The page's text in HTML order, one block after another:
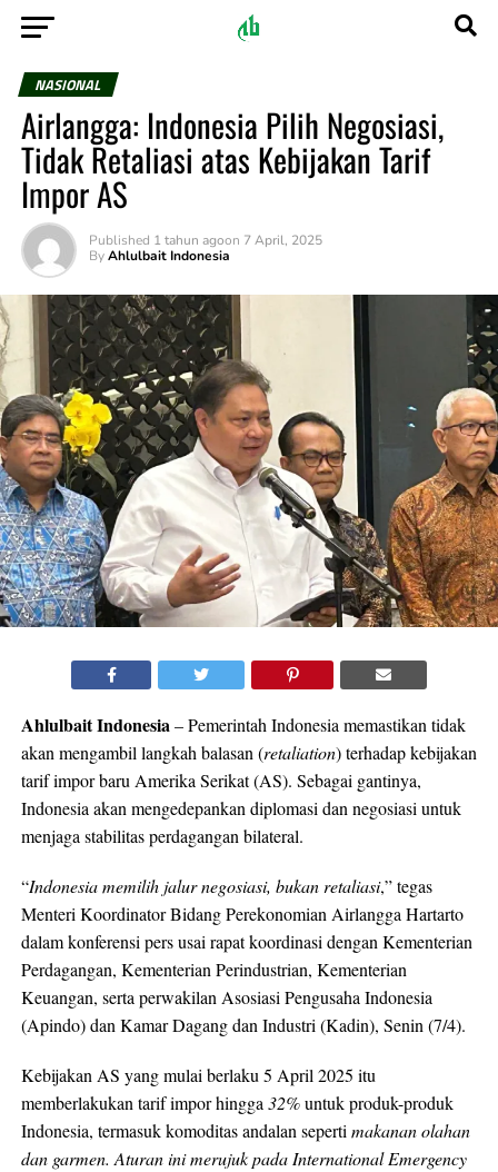
NASIONAL
Airlangga: Indonesia Pilih Negosiasi,
Tidak Retaliasi atas Kebijakan Tarif
Impor AS
Published 1 tahun agoon 7 April, 2025
By Ahlulbait Indonesia
Ahlulbait Indonesia – Pemerintah Indonesia memastikan tidak
akan mengambil langkah balasan (retaliation) terhadap kebijakan
tarif impor baru Amerika Serikat (AS). Sebagai gantinya,
Indonesia akan mengedepankan diplomasi dan negosiasi untuk
menjaga stabilitas perdagangan bilateral.
“Indonesia memilih jalur negosiasi, bukan retaliasi,” tegas
Menteri Koordinator Bidang Perekonomian Airlangga Hartarto
dalam konferensi pers usai rapat koordinasi dengan Kementerian
Perdagangan, Kementerian Perindustrian, Kementerian
Keuangan, serta perwakilan Asosiasi Pengusaha Indonesia
(Apindo) dan Kamar Dagang dan Industri (Kadin), Senin (7/4).
Kebijakan AS yang mulai berlaku 5 April 2025 itu
memberlakukan tarif impor hingga 32%untuk produk-produk
Indonesia, termasuk komoditas andalan seperti makanan olahan
dan garmen. Aturan ini merujuk pada International Emergency